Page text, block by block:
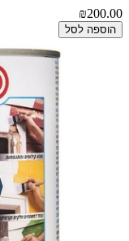
₪200.00
הוספה לסל